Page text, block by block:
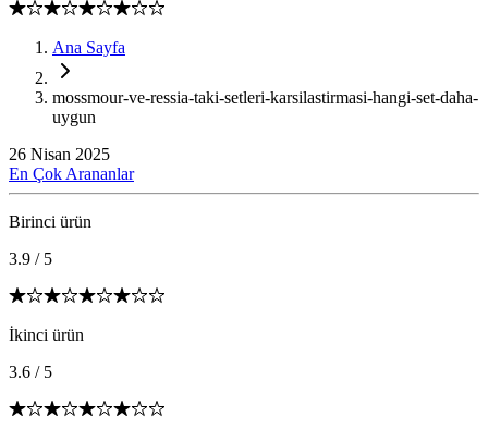
Ana Sayfa
mossmour-ve-ressia-taki-setleri-karsilastirmasi-hangi-set-daha-
uygun
26 Nisan 2025
En Çok Arananlar
Birinci ürün
3.9 / 5
İkinci ürün
3.6 / 5